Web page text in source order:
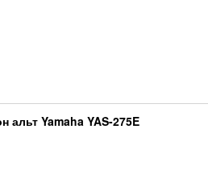
альт Yamaha YAS-275E